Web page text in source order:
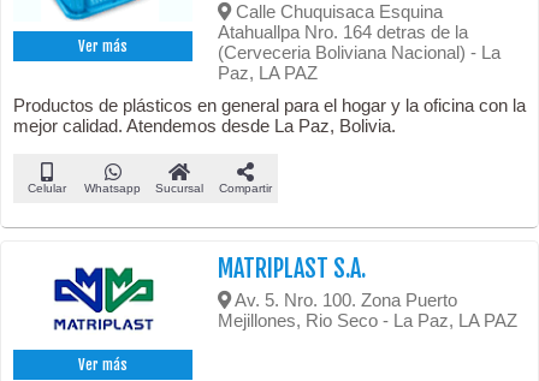
Ver más
Calle Chuquisaca Esquina
Atahuallpa Nro. 164 detras de la
(Cerveceria Boliviana Nacional) - La
Paz, LA PAZ
Productos de plásticos en general para el hogar y la oficina con la
mejor calidad. Atendemos desde La Paz, Bolivia.
Celular Whatsapp Sucursal Compartir
Ver más
MATRIPLAST S.A.
Av. 5. Nro. 100. Zona Puerto
Mejillones, Rio Seco - La Paz, LA PAZ